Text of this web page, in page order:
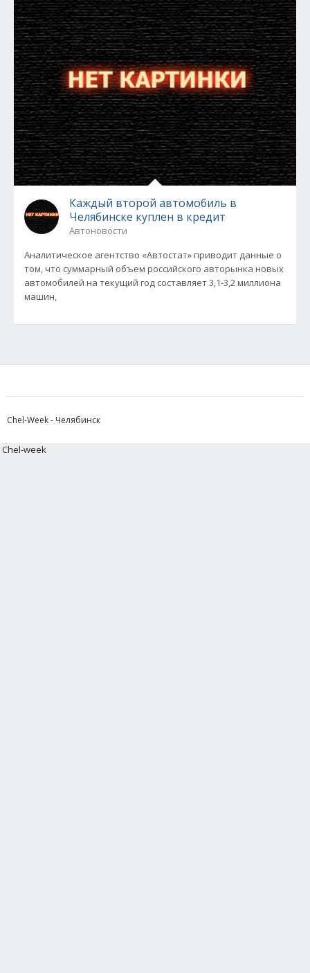
Каждый второй автомобиль в
Челябинске куплен в кредит
Автоновости
Аналитическое агентство «Автостат» приводит данные о
том, что суммарный объем российского авторынка новых
автомобилей на текущий год составляет 3,1-3,2 миллиона
машин,
Chel-Week - Челябинск
Chel-week